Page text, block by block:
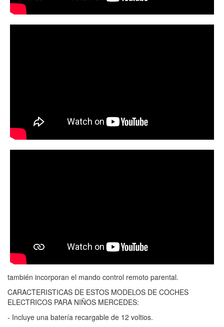
también incorporan el mando control remoto parental.
CARACTERISTICAS DE ESTOS MODELOS DE COCHES
ELECTRICOS PARA NIÑOS MERCEDES:
- Incluye una batería recargable de 12 voltios.